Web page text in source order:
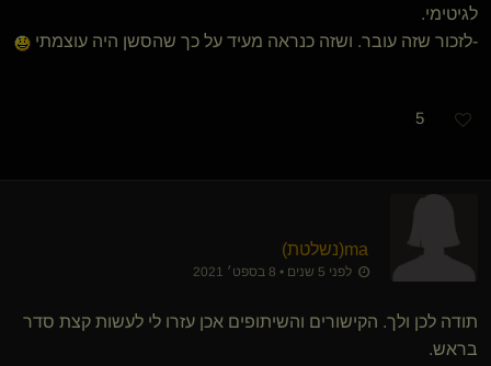
לגיטימי.
-לזכור שזה עובר. ושזה כנראה מעיד על כך שהסשן היה עוצמתי
5
ma​(נשלטת)
לפני 5 שנים • 8 בספט׳ 2021
תודה לכן ולך. הקישורים והשיתופים אכן עזרו לי לעשות קצת סדר
בראש.